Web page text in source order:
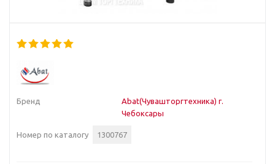
Бренд
Abat(Чувашторгтехника) г.
Чебоксары
Номер по каталогу 1300767